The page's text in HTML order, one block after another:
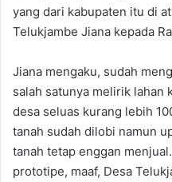
yang dari kabupaten itu di
Telukjambe Jiana kepada
Jiana mengaku, sudah
salah satunya melirik lahan
desa seluas kurang lebih
tanah sudah dilobi namun
tanah tetap enggan
prototipe, maaf, Desa